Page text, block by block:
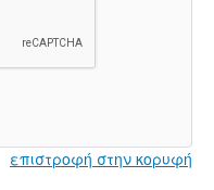
επιστροφή στην κορυφή